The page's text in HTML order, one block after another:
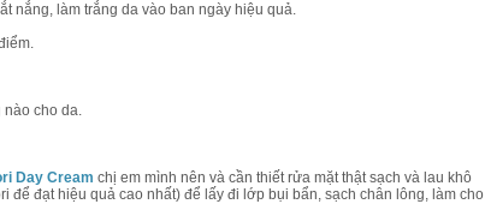
nắng, làm trắng da vào ban ngày hiệu quả.
nào cho da.
Day Cream chị em mình nên và cần thiết rửa mặt thật sạch và lau khô
để đạt hiệu quả cao nhất) để lấy đi lớp bụi bẩn, sạch chân lông, làm cho